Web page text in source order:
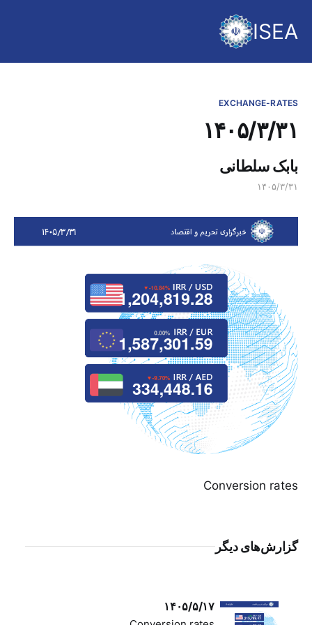
ISEA
EXCHANGE-RATES
۱۴۰۵/۳/۳۱
بابک سلطانی
۱۴۰۵/۳/۳۱
Conversion rates
گزارش‌های دیگر
۱۴۰۵/۵/۱۷